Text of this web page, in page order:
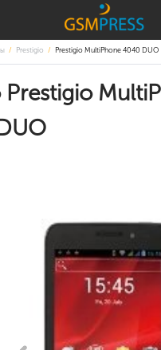
Prestigio Prestigio MultiPhone 4040 DUO
Prestigio